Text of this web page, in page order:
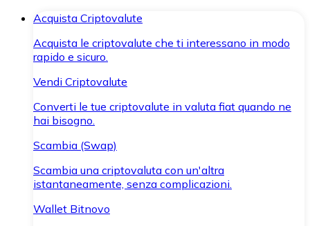
Acquista Criptovalute
Acquista le criptovalute che ti interessano in modo
rapido e sicuro.
Vendi Criptovalute
Converti le tue criptovalute in valuta fiat quando ne
hai bisogno.
Scambia (Swap)
Scambia una criptovaluta con un'altra
istantaneamente, senza complicazioni.
Wallet Bitnovo